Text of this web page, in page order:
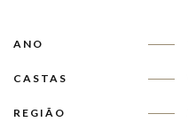
ANO
CASTAS
REGIÃO